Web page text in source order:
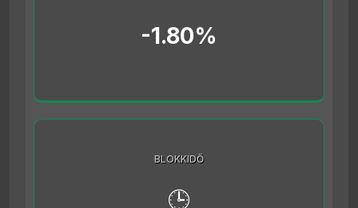
-1.80%
BLOKKIDŐ
🕒